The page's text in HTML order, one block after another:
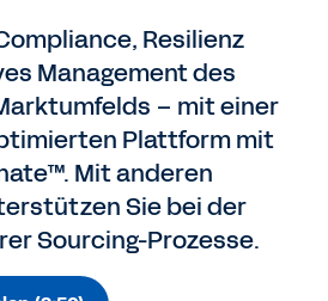
Resilienz
Management des
– mit einer
Plattform mit
Mit anderen
Sie bei der
Sourcing-Prozesse.